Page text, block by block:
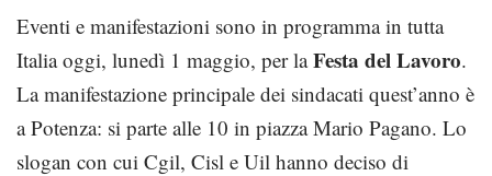
Eventi e manifestazioni sono in programma in tutta
Italia oggi, lunedì 1 maggio, per laFesta del Lavoro.
La manifestazione principale dei sindacati quest’anno è
a Potenza: si parte alle 10 in piazza Mario Pagano. Lo
slogan con cui Cgil, Cisl e Uil hanno deciso di